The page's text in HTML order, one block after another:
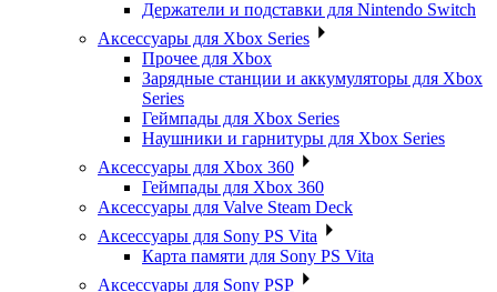
Держатели и подставки для Nintendo Switch
Аксессуары для Xbox Series
Прочее для Xbox
Зарядные станции и аккумуляторы для Xbox
Series
Геймпады для Xbox Series
Наушники и гарнитуры для Xbox Series
Аксессуары для Xbox 360
Геймпады для Xbox 360
Аксессуары для Valve Steam Deck
Аксессуары для Sony PS Vita
Карта памяти для Sony PS Vita
Аксессуары для Sony PSP